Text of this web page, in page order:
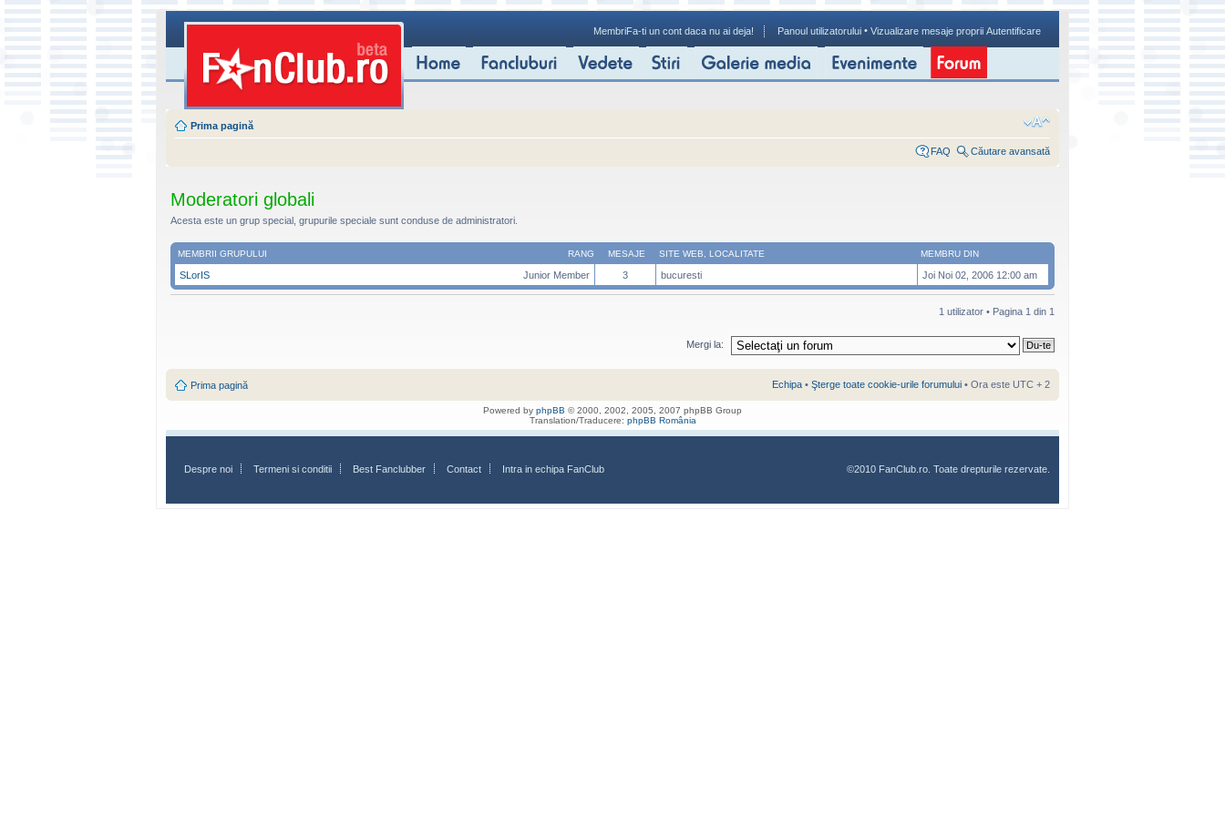
MembriFa-ti un cont daca nu ai deja! Panoul utilizatorului • Vizualizare mesaje proprii Autentificare
Prima pagină
FAQ Căutare avansată
Moderatori globali
Acesta este un grup special, grupurile speciale sunt conduse de administratori.
RANG
MEMBRII GRUPULUI MESAJE SITE WEB LOCALITATE MEMBRU DIN
Junior Member
SLorIS 3 bucuresti Joi Noi 02, 2006 12:00 am
1 utilizator • Pagina 1 din 1
Mergi la:
Prima pagină Echipa • Şterge toate cookie-urile forumului • Ora este UTC + 2
Powered by phpBB © 2000, 2002, 2005, 2007 phpBB Group
Translation/Traducere: phpBB România
Despre noi Termeni si conditii Best Fanclubber Contact Intra in echipa FanClub ©2010 FanClub.ro. Toate drepturile rezervate.